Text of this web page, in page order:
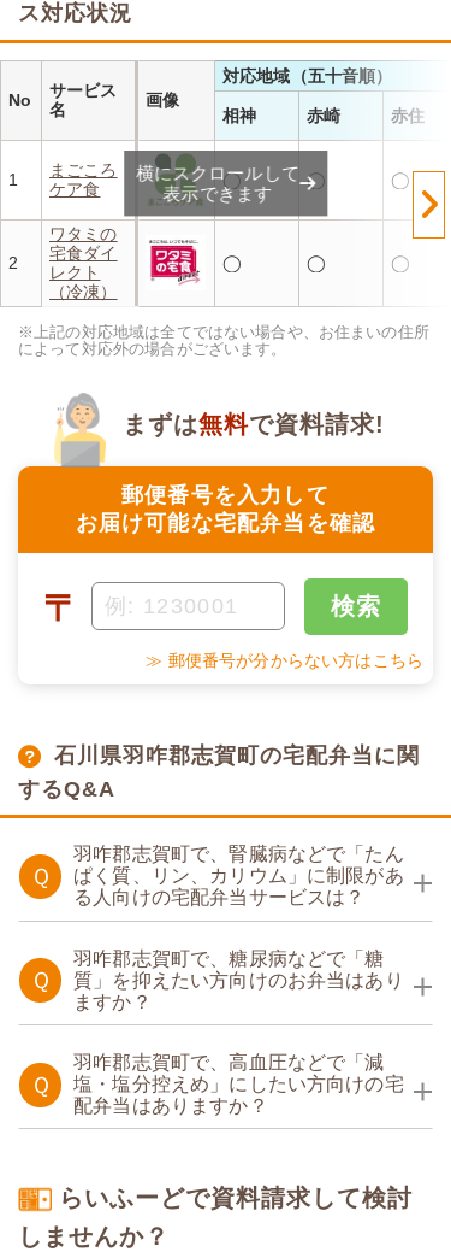
ス対応状況
No
サービス
名
画像
対応地域（五十音順）
相神 赤崎 赤住
1
まごころ
ケア食
◯ ◯ ◯
2
ワタミの
宅食ダイ
レクト
（冷凍）
◯ ◯ ◯
横にスクロールして
表示できます
※上記の対応地域は全てではない場合や、お住まいの住所
によって対応外の場合がございます。
郵便番号を入力して
お届け可能な宅配弁当を確認
まずは無料で資料請求!
〒 検索
≫ 郵便番号が分からない方はこちら
石川県羽咋郡志賀町の宅配弁当に関
するQ&A
Ｑ
羽咋郡志賀町で、腎臓病などで「たん
ぱく質、リン、カリウム」に制限があ
る人向けの宅配弁当サービスは？
Ｑ
羽咋郡志賀町で、糖尿病などで「糖
質」を抑えたい方向けのお弁当はあり
ますか？
Ｑ
羽咋郡志賀町で、高血圧などで「減
塩・塩分控えめ」にしたい方向けの宅
配弁当はありますか？
らいふーどで資料請求して検討
しませんか？